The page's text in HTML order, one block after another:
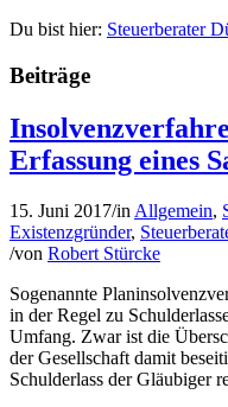
Du bist hier: Steuerberater
Beiträge
Erfassung eines
15. Juni 2017/in Allgemein,
Existenzgründer,
/von Robert Stürcke
Sogenannte
in der Regel zu
Umfang. Zwar ist die
der Gesellschaft damit
Schulderlass der Gläubiger